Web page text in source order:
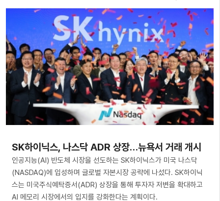
SK하이닉스, 나스닥 ADR 상장…뉴욕서 거래 개시
인공지능(AI) 반도체 시장을 선도하는 SK하이닉스가 미국 나스닥
(NASDAQ)에 입성하며 글로벌 자본시장 공략에 나섰다. SK하이닉
스는 미국주식예탁증서(ADR) 상장을 통해 투자자 저변을 확대하고
AI 메모리 시장에서의 입지를 강화한다는 계획이다.